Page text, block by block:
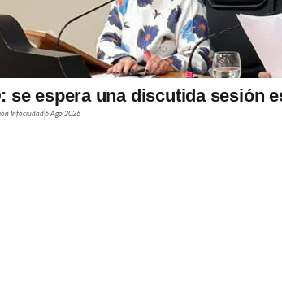
se espera una discutida sesión
Infociudad6 Ago 2026